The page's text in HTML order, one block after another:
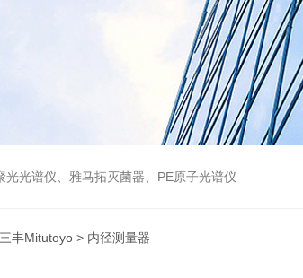
光光谱仪、雅马拓灭菌器、PE原子光谱仪
丰Mitutoyo > 内径测量器